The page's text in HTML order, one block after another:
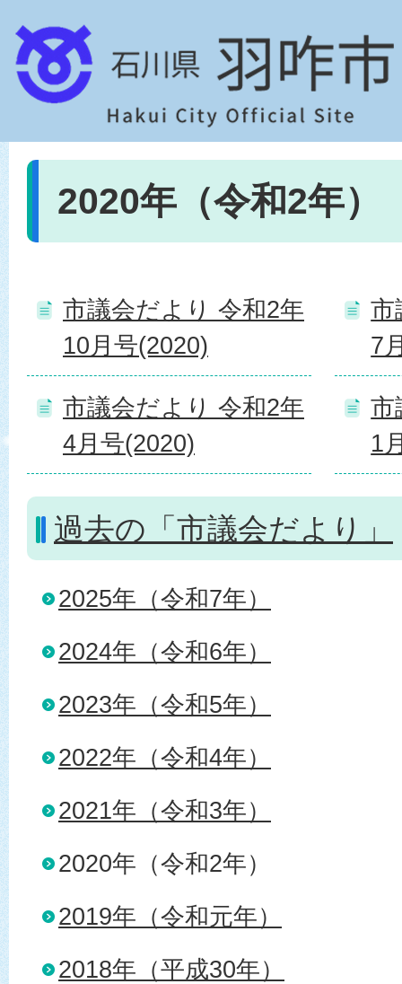
2020年（令和2年）
市議会だより 令和2年
10月号(2020)
市
7
市議会だより 令和2年
4月号(2020)
市
1
過去の「市議会だより」
2025年（令和7年）
2024年（令和6年）
2023年（令和5年）
2022年（令和4年）
2021年（令和3年）
2020年（令和2年）
2019年（令和元年）
2018年（平成30年）